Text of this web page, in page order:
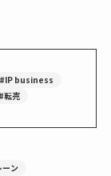
#IP business
#転売
ーン